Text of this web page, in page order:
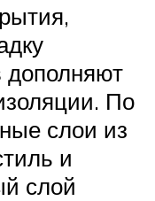
дополняют
По
слои из
и
слой